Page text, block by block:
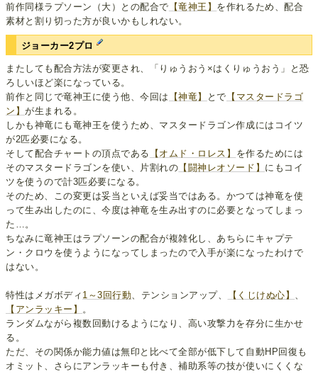
前作同様ラプソーン（大）との配合で 【竜神王】 を作れるため、配合
素材と割り切った方が良いかもしれない。
ジョーカー2プロ
またしても配合方法が変更され、「りゅうおう×はくりゅうおう」と恐
ろしいほど楽になっている。
前作と同じで竜神王に使う他、今回は
【神竜】 とで 【マスタードラゴ
ン】が生まれる。
しかも神竜にも竜神王を使うため、マスタードラゴン作成にはコイツ
が2匹必要になる。
そして配合チャートの頂点である
【オムド・ロレス】 を作るためには
そのマスタードラゴンを使い、片割れの 【闘神レオソード】 にもコイ
ツを使うので計3匹必要になる。
そのため、この変更は妥当といえば妥当ではある。かつては神竜を使
って生み出したのに、今度は神竜を生み出すのに必要となってしまっ
た…。
ちなみに竜神王はラプソーンの配合が複雑化し、あちらにキャプテ
ン・クロウを使うようになってしまったので入手が楽になったわけで
はない。
特性はメガボディ 1～3回行動、テンションアップ、 【くじけぬ心】 、
【アンラッキー】 。
ランダムながら複数回動けるようになり、高い攻撃力を存分に生かせ
る。
ただ、その関係か能力値は無印と比べて全部が低下して自動HP回復も
オミット、さらにアンラッキーも付き、補助系等の技が使いにくくな